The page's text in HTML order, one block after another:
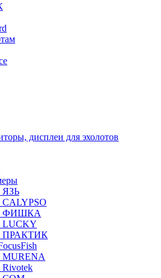
дисплеи для эхолотов
ЯЗЬ
ФИШКА
LUCKY
ПРАКТИК
MURENA